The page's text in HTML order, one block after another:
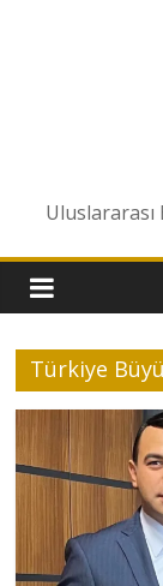
Uluslararası
Türkiye